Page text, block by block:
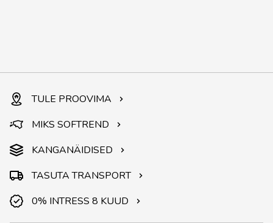
TULE PROOVIMA
MIKS SOFTREND
KANGANÄIDISED
TASUTA TRANSPORT
0% INTRESS 8 KUUD